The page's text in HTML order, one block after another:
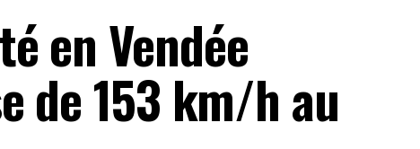
en Vendée
de 153 km/h au